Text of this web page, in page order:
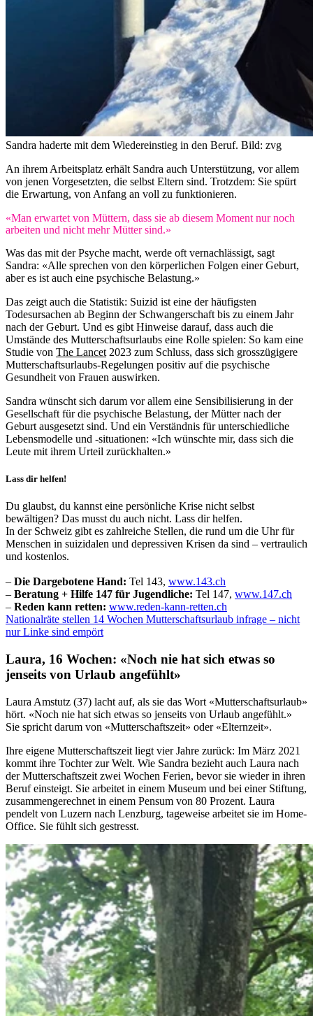
Sandra haderte mit dem Wiedereinstieg in den Beruf. Bild: zvg
An ihrem Arbeitsplatz erhält Sandra auch Unterstützung, vor allem
von jenen Vorgesetzten, die selbst Eltern sind. Trotzdem: Sie spürt
die Erwartung, von Anfang an voll zu funktionieren.
«Man erwartet von Müttern, dass sie ab diesem Moment nur noch
arbeiten und nicht mehr Mütter sind.»
Was das mit der Psyche macht, werde oft vernachlässigt, sagt
Sandra: «Alle sprechen von den körperlichen Folgen einer Geburt,
aber es ist auch eine psychische Belastung.»
Das zeigt auch die Statistik: Suizid ist eine der häufigsten
Todesursachen ab Beginn der Schwangerschaft bis zu einem Jahr
nach der Geburt. Und es gibt Hinweise darauf, dass auch die
Umstände des Mutterschaftsurlaubs eine Rolle spielen: So kam eine
Studie von The Lancet 2023 zum Schluss, dass sich grosszügigere
Mutterschaftsurlaubs-Regelungen positiv auf die psychische
Gesundheit von Frauen auswirken.
Sandra wünscht sich darum vor allem eine Sensibilisierung in der
Gesellschaft für die psychische Belastung, der Mütter nach der
Geburt ausgesetzt sind. Und ein Verständnis für unterschiedliche
Lebensmodelle und -situationen: «Ich wünschte mir, dass sich die
Leute mit ihrem Urteil zurückhalten.»
Lass dir helfen!
Du glaubst, du kannst eine persönliche Krise nicht selbst
bewältigen? Das musst du auch nicht. Lass dir helfen.
In der Schweiz gibt es zahlreiche Stellen, die rund um die Uhr für
Menschen in suizidalen und depressiven Krisen da sind – vertraulich
und kostenlos.
– Die Dargebotene Hand: Tel 143, www.143.ch
– Beratung + Hilfe 147 für Jugendliche: Tel 147, www.147.ch
– Reden kann retten: www.reden-kann-retten.ch
Nationalräte stellen 14 Wochen Mutterschaftsurlaub infrage – nicht
nur Linke sind empört
Laura, 16 Wochen: «Noch nie hat sich etwas so
jenseits von Urlaub angefühlt»
Laura Amstutz (37) lacht auf, als sie das Wort «Mutterschaftsurlaub»
hört. «Noch nie hat sich etwas so jenseits von Urlaub angefühlt.»
Sie spricht darum von «Mutterschaftszeit» oder «Elternzeit».
Ihre eigene Mutterschaftszeit liegt vier Jahre zurück: Im März 2021
kommt ihre Tochter zur Welt. Wie Sandra bezieht auch Laura nach
der Mutterschaftszeit zwei Wochen Ferien, bevor sie wieder in ihren
Beruf einsteigt. Sie arbeitet in einem Museum und bei einer Stiftung,
zusammengerechnet in einem Pensum von 80 Prozent. Laura
pendelt von Luzern nach Lenzburg, tageweise arbeitet sie im Home-
Office. Sie fühlt sich gestresst.